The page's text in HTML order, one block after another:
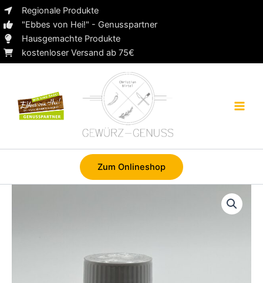
Zum
Inhalt
springen
Regionale Produkte
"Ebbes von Hei!" - Genusspartner
Hausgemachte Produkte
kostenloser Versand ab 75€
Zum Onlineshop